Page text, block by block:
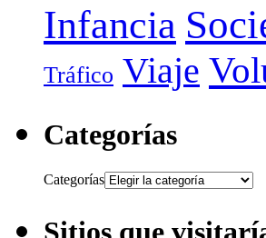
Infancia
Tráfico Viaje
Categorías
Categorías